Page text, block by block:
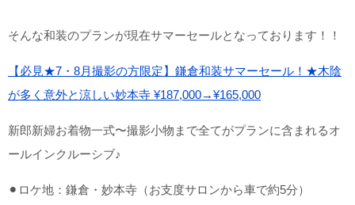
海での撮影 ペットと撮影
家族・友人と撮影 神社・寺院での撮影
人気スポットでの撮影
そんな和装のプランが現在サマーセールとなっております！！
【必見★7・8月撮影の方限定】鎌倉和装サマーセール！★木陰
が多く意外と涼しい妙本寺 ¥187,000→¥165,000
新郎新婦お着物一式〜撮影小物まで全てがプランに含まれるオ
ールインクルーシブ♪
⚫︎ロケ地：鎌倉・妙本寺（お支度サロンから車で約5分）